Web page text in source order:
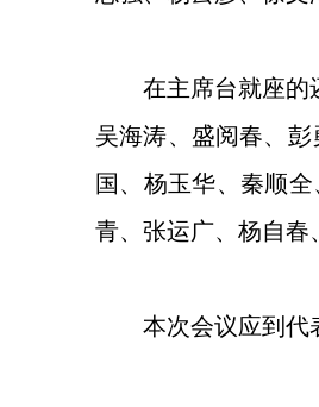
在主席台就座的
吴海涛、盛阅春、
国、杨玉华、秦顺
青、张运广、杨自春
本次会议应到代